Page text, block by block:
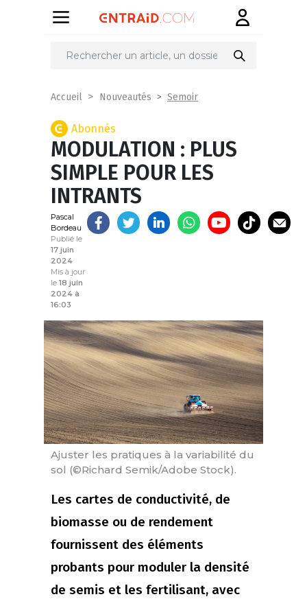
Partager
Accueil Nouveautés Semoir
Abonnés
MODULATION : PLUS
SIMPLE POUR LES
INTRANTS
Pascal
Bordeau
Publié le
17 juin
2024
Mis à jour
le 18 juin
2024 à
16:03
Ajuster les pratiques à la variabilité du
sol (©Richard Semik/Adobe Stock).
Les cartes de conductivité, de
biomasse ou de rendement
fournissent des éléments
probants pour moduler la densité
de semis et les fertilisant, avec